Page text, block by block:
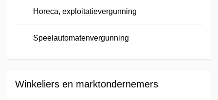
Horeca, exploitatievergunning
Speelautomatenvergunning
Winkeliers en marktondernemers